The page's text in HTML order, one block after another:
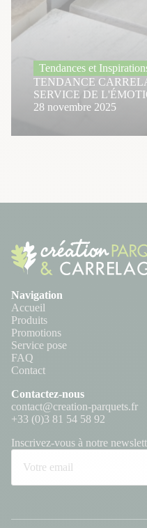
Tendances et
TENDANCE
SERVICE DE
28 novembre 2025
Navigation
Accueil
Produits
Promotions
Service pose
FAQ
Contact
Contactez-nous
contact@creation-parquets.fr
+33 (0)3 81 54 58 92
Inscrivez-vous à notre